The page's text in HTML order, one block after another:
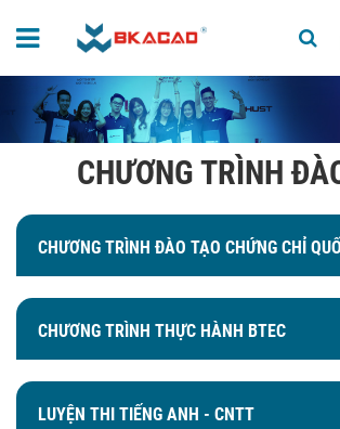
CHƯƠNG TRÌNH
CHƯƠNG TRÌNH ĐÀO TẠO CHỨNG CHỈ
CHƯƠNG TRÌNH THỰC HÀNH BTEC
LUYỆN THI TIẾNG ANH - CNTT